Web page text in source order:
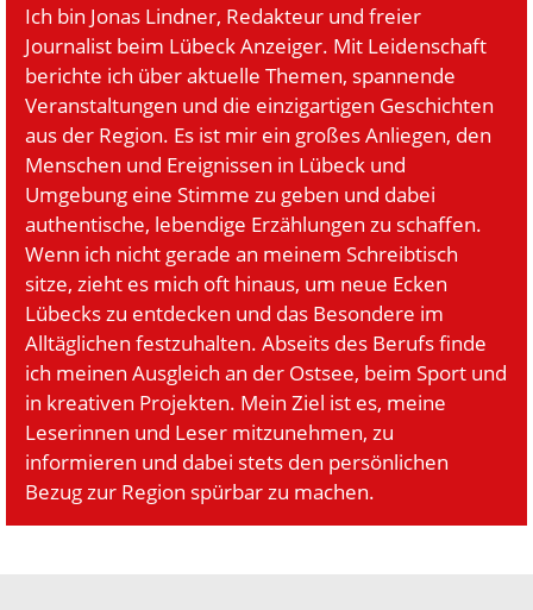
Ich bin Jonas Lindner, Redakteur und freier
Journalist beim Lübeck Anzeiger. Mit Leidenschaft
berichte ich über aktuelle Themen, spannende
Veranstaltungen und die einzigartigen Geschichten
aus der Region. Es ist mir ein großes Anliegen, den
Menschen und Ereignissen in Lübeck und
Umgebung eine Stimme zu geben und dabei
authentische, lebendige Erzählungen zu schaffen.
Wenn ich nicht gerade an meinem Schreibtisch
sitze, zieht es mich oft hinaus, um neue Ecken
Lübecks zu entdecken und das Besondere im
Alltäglichen festzuhalten. Abseits des Berufs finde
ich meinen Ausgleich an der Ostsee, beim Sport und
in kreativen Projekten. Mein Ziel ist es, meine
Leserinnen und Leser mitzunehmen, zu
informieren und dabei stets den persönlichen
Bezug zur Region spürbar zu machen.